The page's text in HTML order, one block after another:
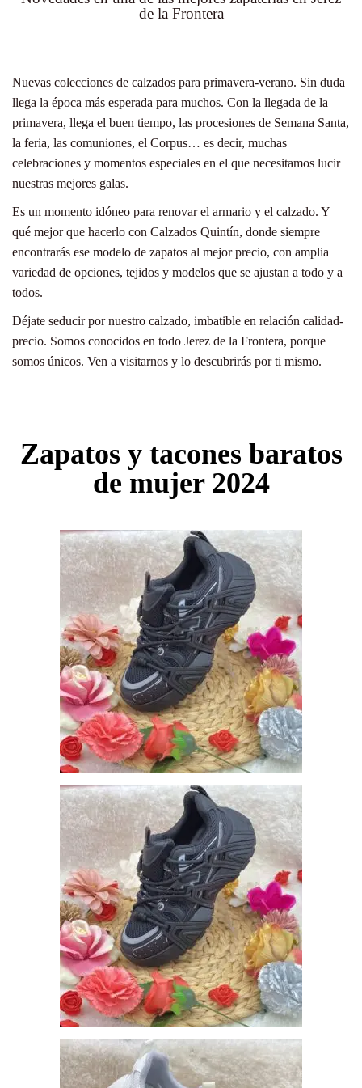
de la Frontera
Nuevas colecciones de calzados para primavera-verano. Sin duda
llega la época más esperada para muchos. Con la llegada de la
primavera, llega el buen tiempo, las procesiones de Semana Santa,
la feria, las comuniones, el Corpus… es decir, muchas
celebraciones y momentos especiales en el que necesitamos lucir
nuestras mejores galas.
Es un momento idóneo para renovar el armario y el calzado. Y
qué mejor que hacerlo con Calzados Quintín, donde siempre
encontrarás ese modelo de zapatos al mejor precio, con amplia
variedad de opciones, tejidos y modelos que se ajustan a todo y a
todos.
Déjate seducir por nuestro calzado, imbatible en relación calidad-
precio. Somos conocidos en todo Jerez de la Frontera, porque
somos únicos. Ven a visitarnos y lo descubrirás por ti mismo.
Zapatos y tacones baratos
de mujer 2024